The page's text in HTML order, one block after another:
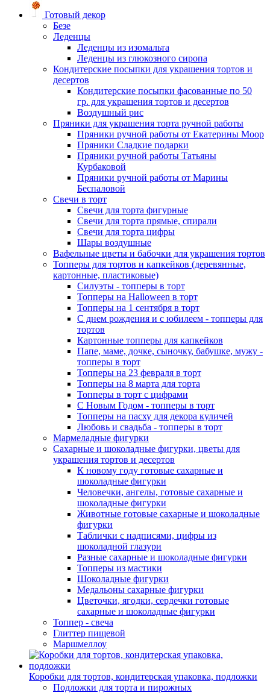
Готовый декор
Безе
Леденцы
Леденцы из изомальта
Леденцы из глюкозного сиропа
Кондитерские посыпки для украшения тортов и
десертов
Кондитерские посыпки фасованные по 50
гр. для украшения тортов и десертов
Воздушный рис
Пряники для украшения торта ручной работы
Пряники ручной работы от Екатерины Моор
Пряники Сладкие подарки
Пряники ручной работы Татьяны
Курбаковой
Пряники ручной работы от Марины
Беспаловой
Свечи в торт
Свечи для торта фигурные
Свечи для торта прямые, спирали
Свечи для торта цифры
Шары воздушные
Вафельные цветы и бабочки для украшения тортов
Топперы для тортов и капкейков (деревянные,
картонные, пластиковые)
Силуэты - топперы в торт
Топперы на Halloween в торт
Топперы на 1 сентября в торт
С днем рождения и с юбилеем - топперы для
тортов
Картонные топперы для капкейков
Папе, маме, дочке, сыночку, бабушке, мужу -
топперы в торт
Топперы на 23 февраля в торт
Топперы на 8 марта для торта
Топперы в торт с цифрами
С Новым Годом - топперы в торт
Топперы на пасху для декора куличей
Любовь и свадьба - топперы в торт
Мармеладные фигурки
Сахарные и шоколадные фигурки, цветы для
украшения тортов и десертов
К новому году готовые сахарные и
шоколадные фигурки
Человечки, ангелы, готовые сахарные и
шоколадные фигурки
Животные готовые сахарные и шоколадные
фигурки
Таблички с надписями, цифры из
шоколадной глазури
Разные сахарные и шоколадные фигурки
Топперы из мастики
Шоколадные фигурки
Медальоны сахарные фигурки
Цветочки, ягодки, сердечки готовые
сахарные и шоколадные фигурки
Топпер - свеча
Глиттер пищевой
Маршмеллоу
Коробки для тортов, кондитерская упаковка, подложки
Подложки для торта и пирожных